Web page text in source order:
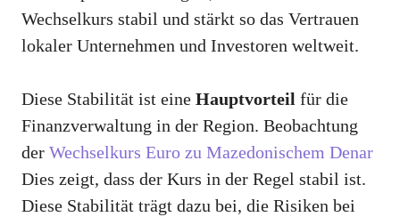
Wechselkurs stabil und stärkt so das Vertrauen
lokaler Unternehmen und Investoren weltweit.
Diese Stabilität ist eine Hauptvorteil für die
Finanzverwaltung in der Region. Beobachtung
der Wechselkurs Euro zu Mazedonischem Denar
Dies zeigt, dass der Kurs in der Regel stabil ist.
Diese Stabilität trägt dazu bei, die Risiken bei